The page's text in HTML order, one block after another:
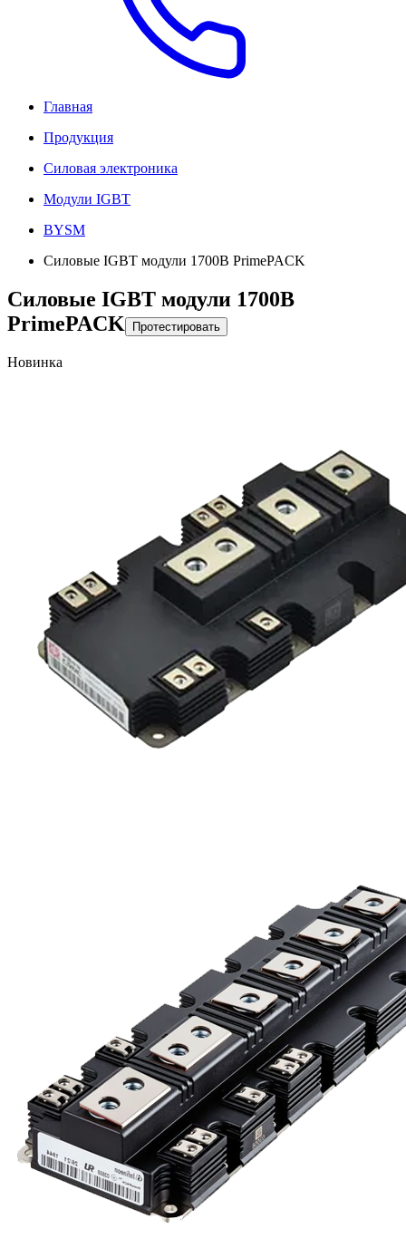
Главная
Продукция
Силовая электроника
Модули IGBT
BYSM
Силовые IGBT модули 1700В PrimePACK
Силовые IGBT модули 1700В
PrimePACK
Протестировать
Новинка